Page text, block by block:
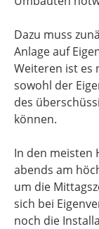
Dazu muss
Anlage auf
Weiteren ist es
sowohl der
des
können.
In den meisten
abends am
um die
sich bei
noch die